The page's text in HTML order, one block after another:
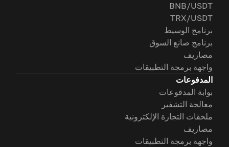
BNB/USDT
TRX/USDT
برنامج الوسيط
برنامج صانع السوق
مصاريف
واجهة برمجة التطبيقات
المدفوعات
بوابة المدفوعات
معالجة التشفير
ملحقات التجارة الإلكترونية
مصاريف
واجهة برمجة التطبيقات